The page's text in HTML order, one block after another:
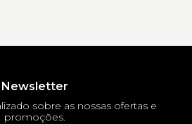
Newsletter
sobre as nossas ofertas e
promoções.